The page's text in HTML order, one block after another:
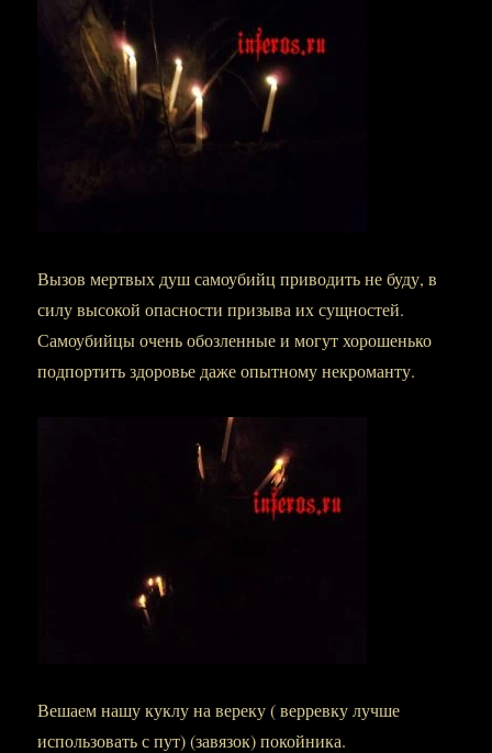
Вызов мертвых душ самоубийц приводить не буду, в
силу высокой опасности призыва их сущностей.
Самоубийцы очень обозленные и могут хорошенько
подпортить здоровье даже опытному некроманту.
Вешаем нашу куклу на вереку ( верревку лучше
использовать с пут) (завязок) покойника.